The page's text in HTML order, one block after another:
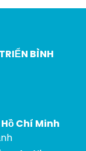
BÌNH
Chí Minh